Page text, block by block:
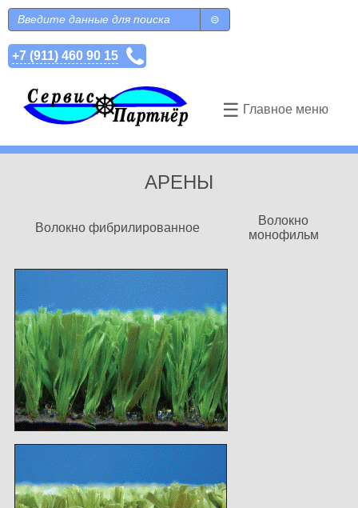
Перейти к основному содержанию
Форма поиска
Поиск
+7 (911) 460 90 15
☰ Главное меню
АРЕНЫ
Волокно фибрилированное
Волокно
монофильм